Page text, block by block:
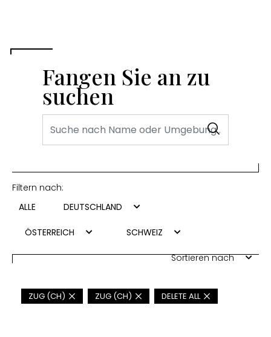
Fangen Sie an zu
suchen
Filtern nach:
ALLE
DEUTSCHLAND
ÖSTERREICH SCHWEIZ
Sortieren nach
ZUG (CH) ZUG (CH) DELETE ALL